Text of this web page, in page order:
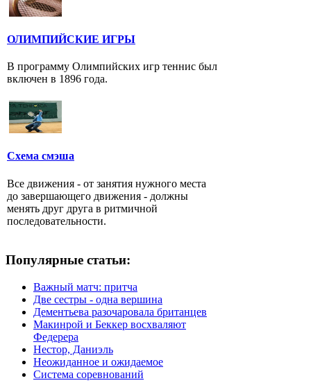
ОЛИМПИЙСКИЕ ИГРЫ
В программу Олимпийских игр теннис был
включен в 1896 года.
Схема смэша
Все движения - от занятия нужного места
до завершающего движения - должны
менять друг друга в ритмичной
последовательности.
Популярные статьи:
Важный матч: притча
Две сестры - одна вершина
Дементьева разочаровала британцев
Макинрой и Беккер восхваляют
Федерера
Нестор, Даниэль
Неожиданное и ожидаемое
Система соревнований